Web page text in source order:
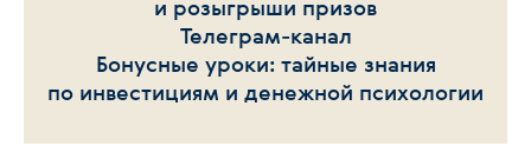
и розыгрыши призов
Телеграм-канал
Бонусные уроки: тайные знания
по инвестициям и денежной психологии